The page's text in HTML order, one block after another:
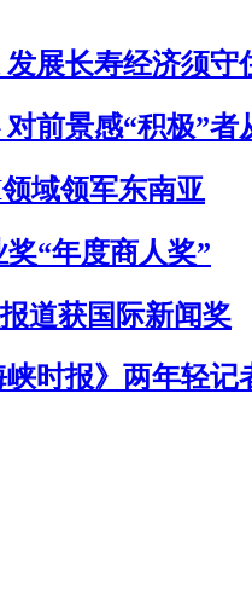
展长寿经济须守
前景感“积极”者
域领军东南亚
“年度商人奖”
道获国际新闻奖
时报》两年轻记